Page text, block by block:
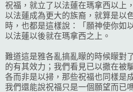
祝福，就立了以法蓮在瑪拿西以上
以法蓮成為更大的族裔，就算是以
時，也都是這樣說：「願神使你如
以法蓮以後就在瑪拿西之上。
難道這是雅各亂搞亂矇的時候矇對
的有其效力；我們看見已以撒在被
各而非是以掃，那些祝福也同樣是
我們還能說祝福只是一個願望而已